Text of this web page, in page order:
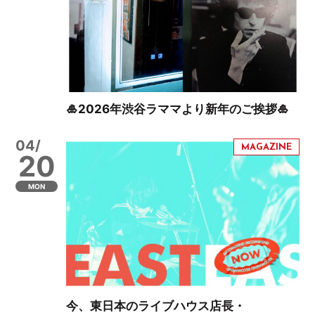
🎍2026年渋谷ラママより新年のご挨拶🎍
04/
20
MON
今、東日本のライブハウス店長・